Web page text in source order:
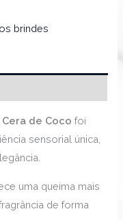
brindes
de Coco foi
sensorial única,
uma queima mais
de forma